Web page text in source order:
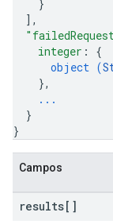
}
] ,
integer : {
object (
},
...
}
}
Campos
results[]